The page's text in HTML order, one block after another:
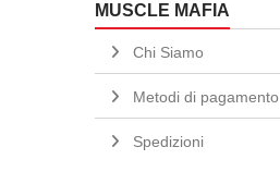
MUSCLE MAFIA
Chi Siamo
Metodi di pagamento
Spedizioni